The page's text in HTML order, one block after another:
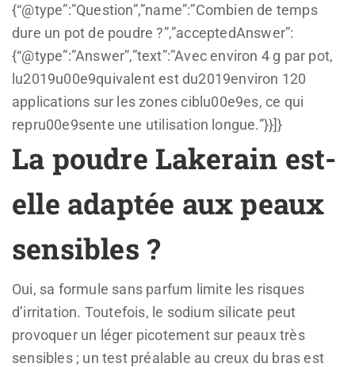
{“@type”:”Question”,”name”:”Combien de temps
dure un pot de poudre ?”,”acceptedAnswer”:
{“@type”:”Answer”,”text”:”Avec environ 4 g par pot,
lu2019u00e9quivalent est du2019environ 120
applications sur les zones ciblu00e9es, ce qui
repru00e9sente une utilisation longue.”}}]}
La poudre Lakerain est-
elle adaptée aux peaux
sensibles ?
Oui, sa formule sans parfum limite les risques
d’irritation. Toutefois, le sodium silicate peut
provoquer un léger picotement sur peaux très
sensibles ; un test préalable au creux du bras est